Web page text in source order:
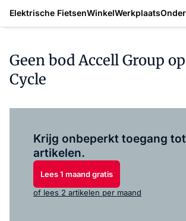
Elektrische FietsenWinkelWerkplaats
Geen bod Accell Group
Cycle
Krijg onbeperkt toegang
artikelen.
Lees 1 maand gratis
of lees 2 artikelen per maand